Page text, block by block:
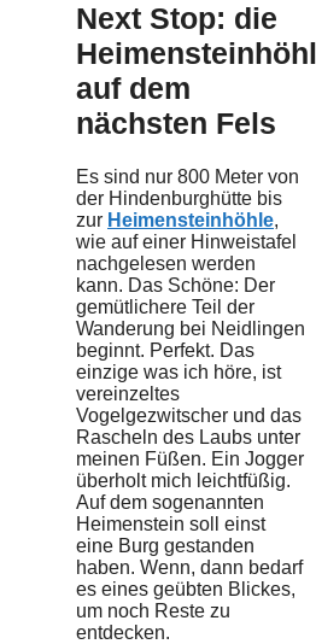
Next Stop: die
auf dem
nächsten Fels
Es sind nur 800 Meter von
der Hindenburghütte bis
zur Heimensteinhöhle,
wie auf einer Hinweistafel
nachgelesen werden
kann. Das Schöne: Der
gemütlichere Teil der
Wanderung bei Neidlingen
beginnt. Perfekt. Das
einzige was ich höre, ist
vereinzeltes
Vogelgezwitscher und das
Rascheln des Laubs unter
meinen Füßen. Ein Jogger
überholt mich leichtfüßig.
Auf dem sogenannten
Heimenstein soll einst
eine Burg gestanden
haben. Wenn, dann bedarf
es eines geübten Blickes,
um noch Reste zu
entdecken.